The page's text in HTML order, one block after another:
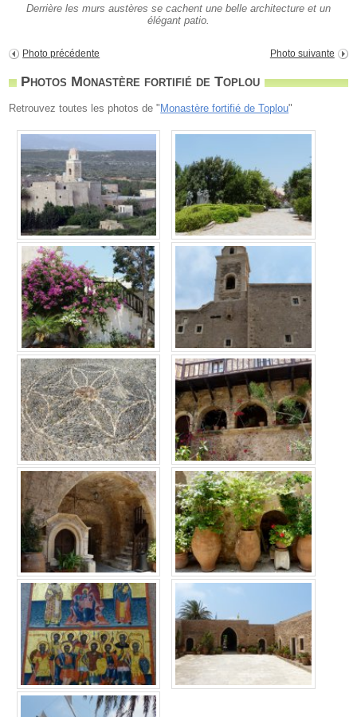
Derrière les murs austères se cachent une belle architecture et un
élégant patio.
Photo précédente Photo suivante
Photos Monastère fortifié de Toplou
Retrouvez toutes les photos de "Monastère fortifié de Toplou"